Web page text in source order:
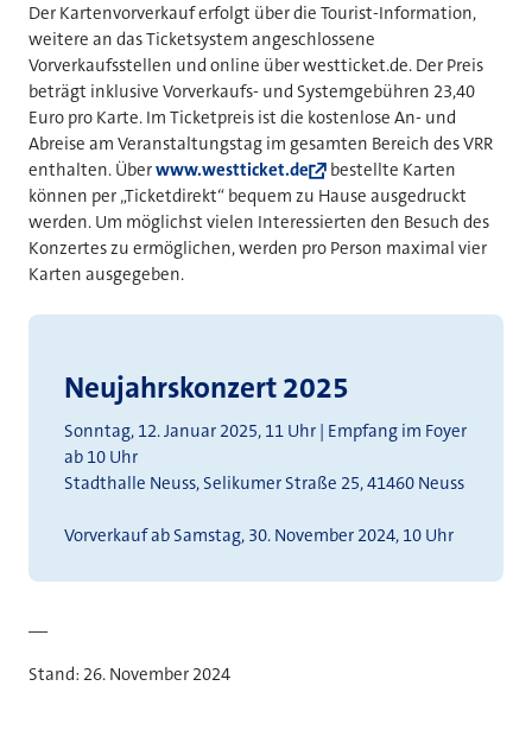
Der Kartenvorverkauf erfolgt über die Tourist-Information,
weitere an das Ticketsystem angeschlossene
Vorverkaufsstellen und online über westticket.de. Der Preis
beträgt inklusive Vorverkaufs- und Systemgebühren 23,40
Euro pro Karte. Im Ticketpreis ist die kostenlose An- und
Abreise am Veranstaltungstag im gesamten Bereich des VRR
enthalten. Überwww.westticket.de
bestellte Karten
können per „Ticketdirekt“ bequem zu Hause ausgedruckt
werden. Um möglichst vielen Interessierten den Besuch des
Konzertes zu ermöglichen, werden pro Person maximal vier
Karten ausgegeben.
Neujahrskonzert 2025
Sonntag, 12. Januar 2025, 11 Uhr | Empfang im Foyer
ab 10 Uhr
Stadthalle Neuss, Selikumer Straße 25, 41460 Neuss
Vorverkauf ab Samstag, 30. November 2024, 10 Uhr
Stand: 26. November 2024